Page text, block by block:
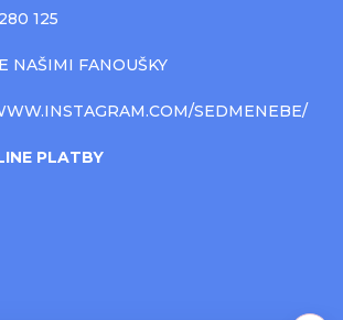
125
NAŠIMI FANOUŠKY
SEDMENEBE/
PLATBY